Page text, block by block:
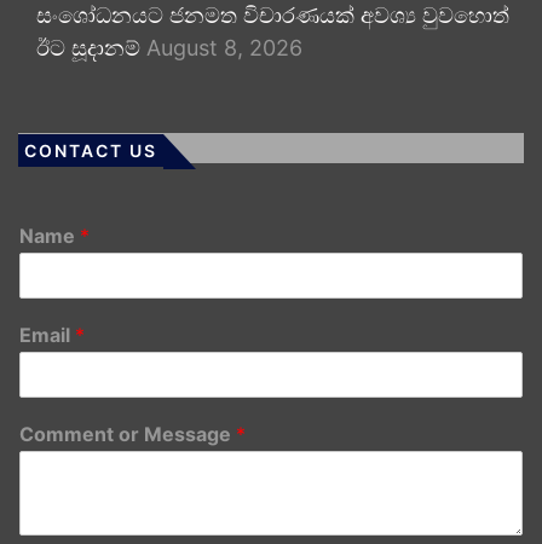
සංශෝධනයට ජනමත විචාරණයක් අවශ්‍ය වුවහොත්
ඊට සූදානම් August 8, 2026
CONTACT US
Name *
Email *
Comment or Message *